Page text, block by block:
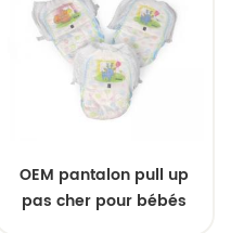
OEM pantalon pull up
pas cher pour bébés